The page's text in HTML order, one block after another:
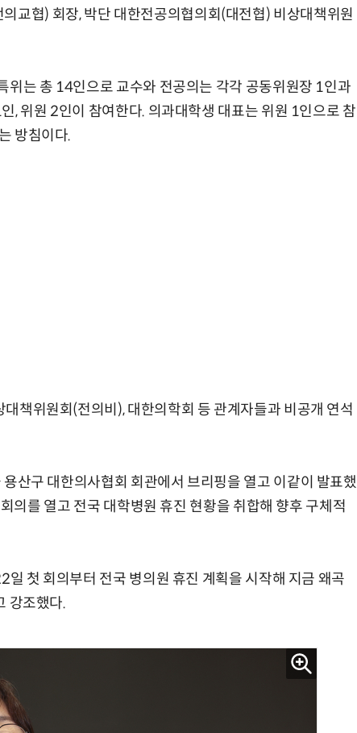
교협) 회장, 박단 대한전공의협의회(대전협) 비상대책위원
위는 총 14인으로 교수와 전공의는 각각 공동위원장 1인과
, 위원 2인이 참여한다. 의과대학생 대표는 위원 1인으로 참
방침이다.
책위원회(전의비), 대한의학회 등 관계자들과 비공개 연석
산구 대한의사협회 회관에서 브리핑을 열고 이같이 발표했
의를 열고 전국 대학병원 휴진 현황을 취합해 향후 구체적
첫 회의부터 전국 병의원 휴진 계획을 시작해 지금 왜곡
강조했다.